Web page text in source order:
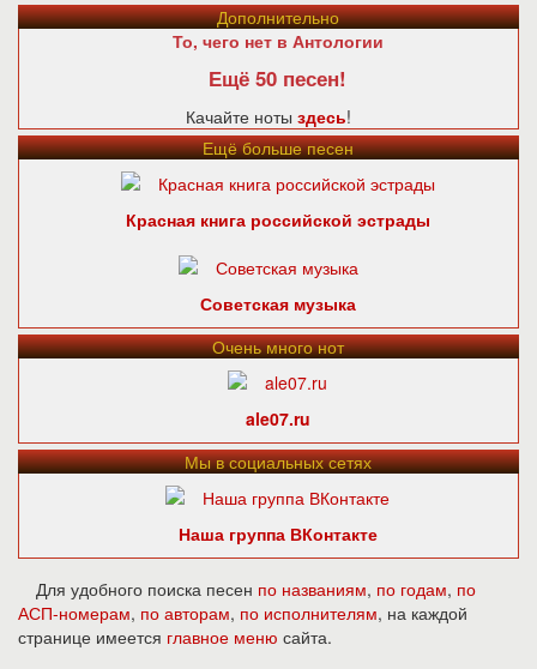
Дополнительно
То, чего нет в Антологии
Ещё 50 песен!
Качайте ноты здесь!
Ещё больше песен
Красная книга российской эстрады
Советская музыка
Очень много нот
ale07.ru
Мы в социальных сетях
Наша группа ВКонтакте
Для удобного поиска песен по названиям, по годам, по
АСП-номерам, по авторам, по исполнителям, на каждой
странице имеется главное меню сайта.